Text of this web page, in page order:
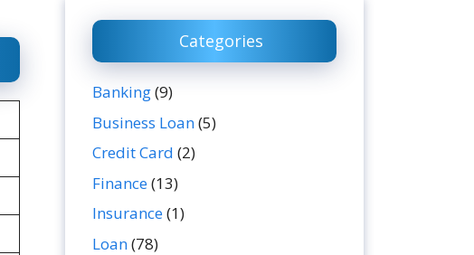
Categories
Banking(9)
Business Loan(5)
Credit Card (2)
Finance(13)
Insurance(1)
Loan(78)